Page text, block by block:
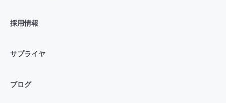
採用情報
サプライヤ
ブログ